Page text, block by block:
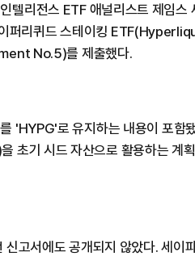
텔리전스 ETF 애널리스트 제임
퍼리퀴드 스테이킹
No.5)를 제출했다.
'HYPG'로 유지하는 내용이 포함
초기 시드 자산으로 활용하는 계
신고서에도 공개되지 않았다. 세이